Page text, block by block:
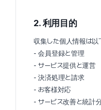
2. 利用目的
収集した個人情報は以
- 会員登録と管理
- サービス提供と運営
- 決済処理と請求
- お客様対応
- サービス改善と統計